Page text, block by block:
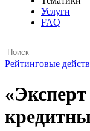
Услуги
FAQ
Рейтинговые